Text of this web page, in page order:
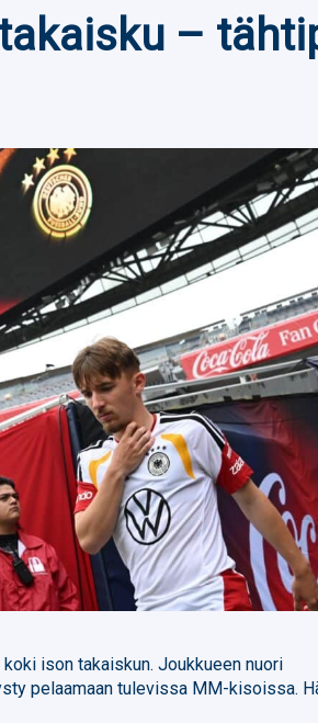
–
ison takaiskun. Joukkueen nuori
pelaamaan tulevissa MM-kisoissa.